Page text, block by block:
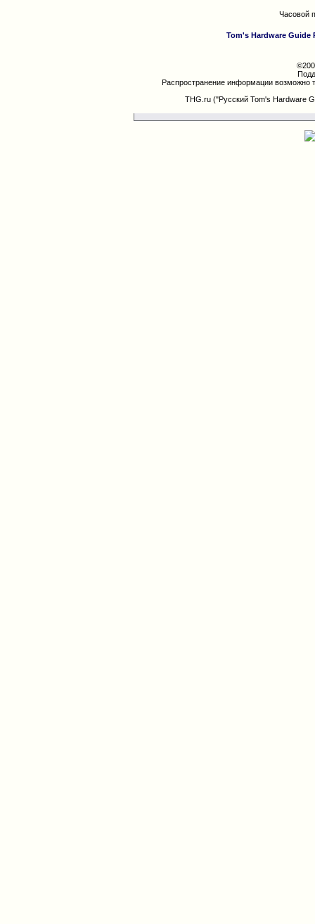
Часовой
Tom's Hardware Guide
Распространение информации возможно
THG.ru ("Русский Tom's Hardware